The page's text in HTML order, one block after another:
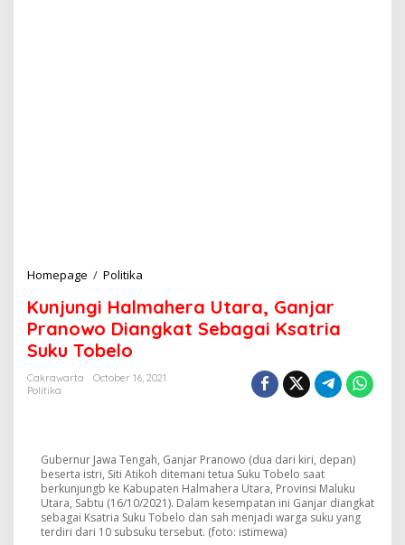
Homepage / Politika
n
j
u
g
m
a
h
e
r
a
Kunjungi Halmahera Utara, Ganjar
Pranowo Diangkat Sebagai Ksatria
Suku Tobelo
Cakrawarta
October 16, 2021
Politika
Gubernur Jawa Tengah, Ganjar Pranowo (dua dari kiri, depan)
beserta istri, Siti Atikoh ditemani tetua Suku Tobelo saat
berkunjungb ke Kabupaten Halmahera Utara, Provinsi Maluku
Utara, Sabtu (16/10/2021). Dalam kesempatan ini Ganjar diangkat
sebagai Ksatria Suku Tobelo dan sah menjadi warga suku yang
terdiri dari 10 subsuku tersebut. (foto: istimewa)